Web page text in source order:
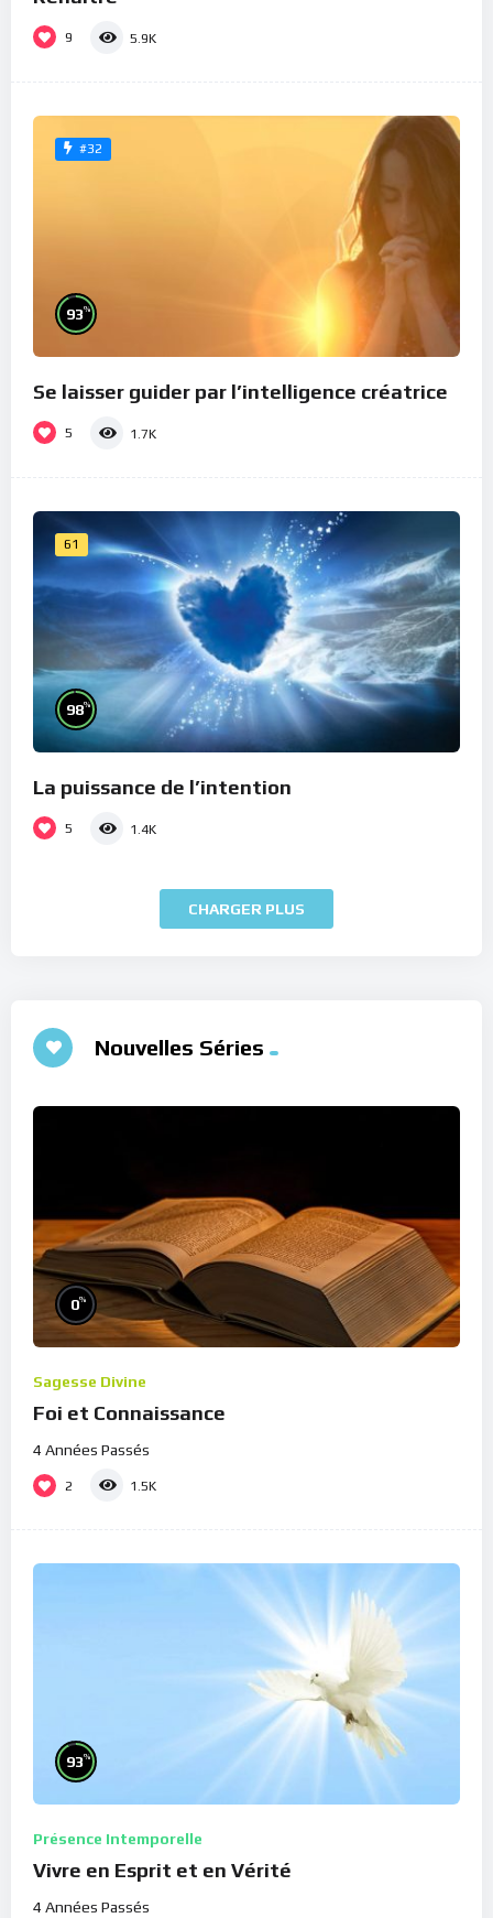
9 5.9K
#32
93%
Se laisser guider par l’intelligence créatrice
5 1.7K
61
98%
La puissance de l’intention
5 1.4K
CHARGER PLUS
Nouvelles Séries
0%
Sagesse Divine
Foi et Connaissance
4 Années Passés
2 1.5K
93%
Présence Intemporelle
Vivre en Esprit et en Vérité
4 Années Passés